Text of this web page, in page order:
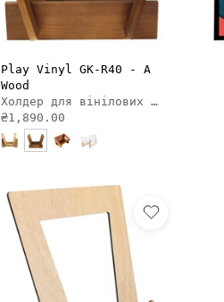
ДОДАТИ В КОШИК
Play Vinyl GK-R40 - A
Wood
Холдер для вінілових платівок
₴1,890.00